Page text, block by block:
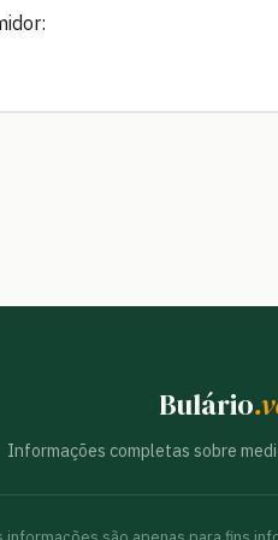
Bulário
Informações completas sobre